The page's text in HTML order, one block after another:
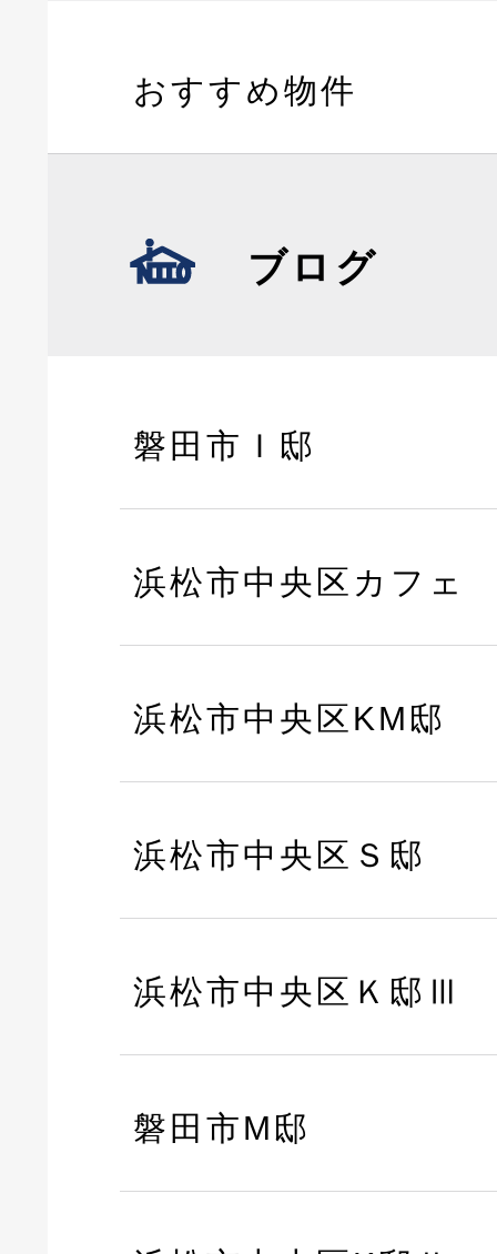
おすすめ物件
ブログ
磐田市Ｉ邸
浜松市中央区カフェ
浜松市中央区KM邸
浜松市中央区Ｓ邸
浜松市中央区Ｋ邸Ⅲ
磐田市M邸